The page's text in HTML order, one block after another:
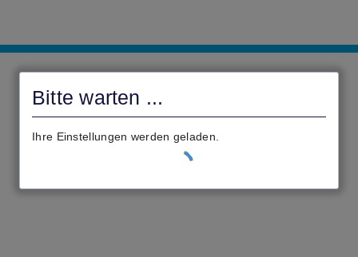
Bitte warten ...
Ihre Einstellungen werden geladen.